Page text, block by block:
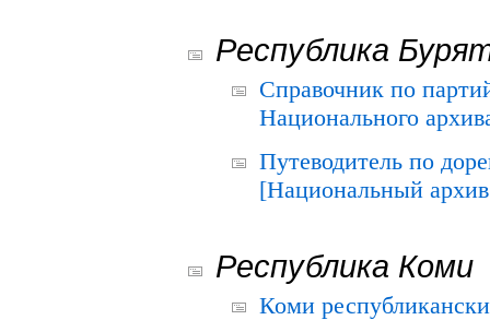
Республика
Справочник по
Национального
Путеводитель по
[Национальный
Республика Коми
Коми